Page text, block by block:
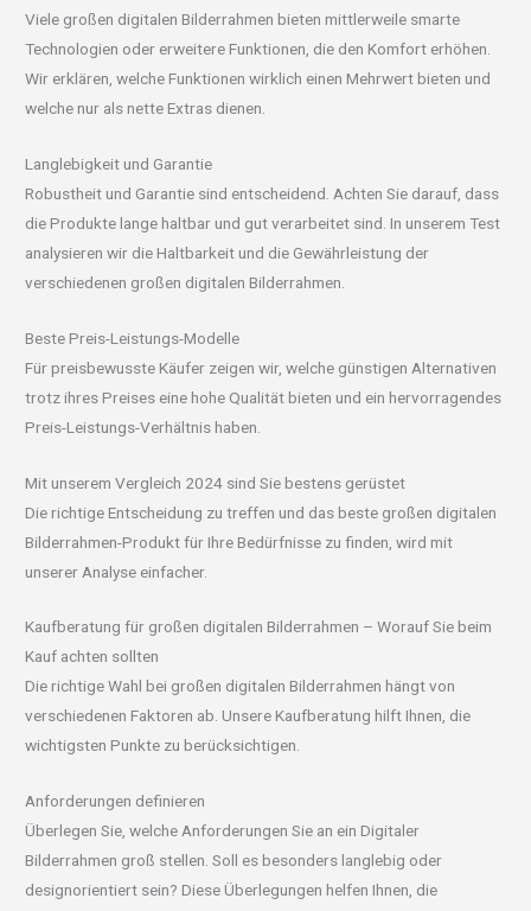
Viele großen digitalen Bilderrahmen bieten mittlerweile smarte
Technologien oder erweitere Funktionen, die den Komfort erhöhen.
Wir erklären, welche Funktionen wirklich einen Mehrwert bieten und
welche nur als nette Extras dienen.
Langlebigkeit und Garantie
Robustheit und Garantie sind entscheidend. Achten Sie darauf, dass
die Produkte lange haltbar und gut verarbeitet sind. In unserem Test
analysieren wir die Haltbarkeit und die Gewährleistung der
verschiedenen großen digitalen Bilderrahmen.
Beste Preis-Leistungs-Modelle
Für preisbewusste Käufer zeigen wir, welche günstigen Alternativen
trotz ihres Preises eine hohe Qualität bieten und ein hervorragendes
Preis-Leistungs-Verhältnis haben.
Mit unserem Vergleich 2024 sind Sie bestens gerüstet
Die richtige Entscheidung zu treffen und das beste großen digitalen
Bilderrahmen-Produkt für Ihre Bedürfnisse zu finden, wird mit
unserer Analyse einfacher.
Kaufberatung für großen digitalen Bilderrahmen – Worauf Sie beim
Kauf achten sollten
Die richtige Wahl bei großen digitalen Bilderrahmen hängt von
verschiedenen Faktoren ab. Unsere Kaufberatung hilft Ihnen, die
wichtigsten Punkte zu berücksichtigen.
Anforderungen definieren
Überlegen Sie, welche Anforderungen Sie an ein Digitaler
Bilderrahmen groß stellen. Soll es besonders langlebig oder
designorientiert sein? Diese Überlegungen helfen Ihnen, die